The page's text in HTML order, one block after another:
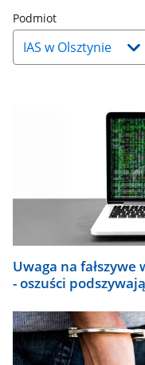
PodmiotNaciśnij
strzałkę
w
dół,
odpowiednią
zaktualizują
automatycznie.
Uwaga na
- oszuści